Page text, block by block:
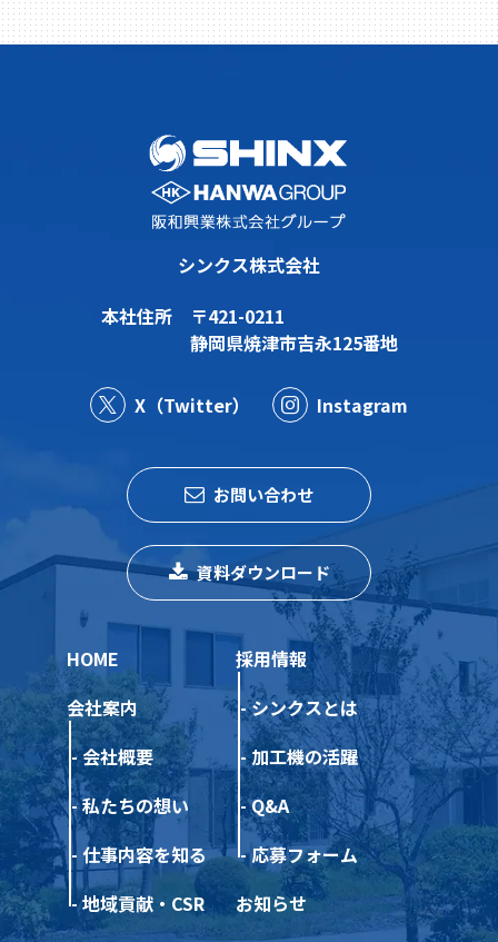
シンクス株式会社
本社住所
〒421-0211
静岡県焼津市吉永125番地
X（Twitter） Instagram
お問い合わせ
資料ダウンロード
HOME
会社案内
会社概要
私たちの想い
仕事内容を知る
地域貢献・CSR
採用情報
シンクスとは
加工機の活躍
Q&A
応募フォーム
お知らせ